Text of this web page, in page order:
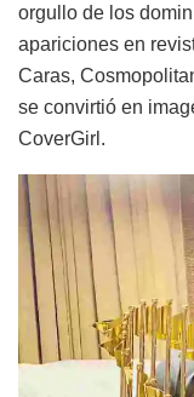
orgullo de los
apariciones en
Caras,
se convirtió en
CoverGirl.